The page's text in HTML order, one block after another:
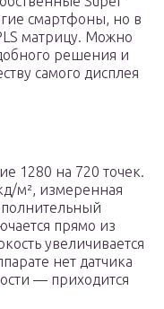
смартфоны, но в
матрицу. Можно
решения и
самого дисплея
1280 на 720 точек.
м², измеренная
прямо из
увеличивается
нет датчика
— приходится